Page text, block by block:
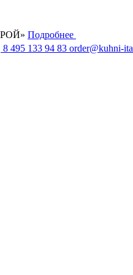
Подробнее
8 495 133 94 83 order@kuhni-